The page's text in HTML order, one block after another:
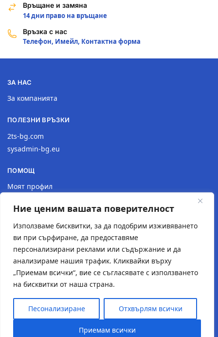
Ние ценим вашата поверителност
Използваме бисквитки, за да подобрим изживяването
ви при сърфиране, да предоставяме
персонализирани реклами или съдържание и да
анализираме нашия трафик. Кликвайки върху
„Приемам всички“, вие се съгласявате с използването
на бисквитки от наша страна.
Песонализиране Отхвърлям всички
Приемам всички
Връщане и замяна
14 дни право на връщане
Връзка с нас
Телефон, Имейл, Контактна форма
ЗА НАС
За компанията
ПОЛЕЗНИ ВРЪЗКИ
2ts-bg.com
sysadmin-bg.eu
ПОМОЩ
Моят профил
Връщане на продукт
Политика за поверителност
Местоположение
Контактна форма
Имейл: 2tsstudio1@gmail.com
Тел.: 0877 30 40 18
© Създаден от